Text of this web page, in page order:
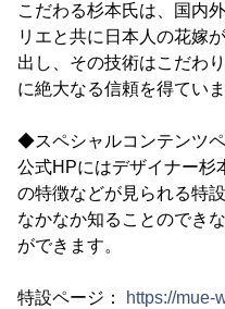
こだわる杉本氏は、国内
リエと共に日本人の花嫁
出し、その技術はこだわ
に絶大なる信頼を得ていま
◆スペシャルコンテンツ
公式HPにはデザイナー杉
の特徴などが見られる特
なかなか知ることのでき
ができます。
特設ページ： https://mue-